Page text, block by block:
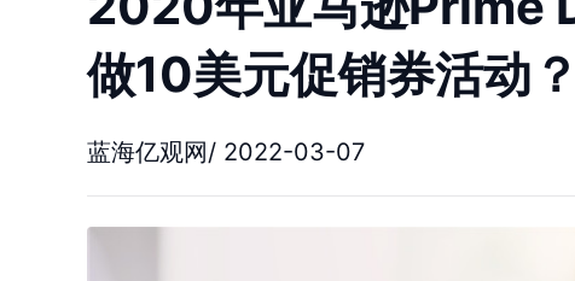
做10美元促销券活动？
蓝海亿观网/ 2022-03-07